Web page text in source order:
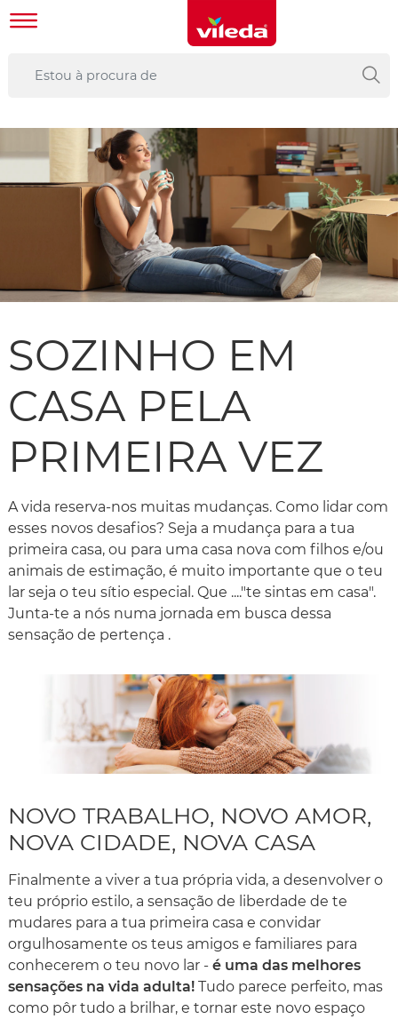
SOZINHO EM
CASA PELA
PRIMEIRA VEZ
A vida reserva-nos muitas mudanças. Como lidar com
esses novos desafios? Seja a mudança para a tua
primeira casa, ou para uma casa nova com filhos e/ou
animais de estimação, é muito importante que o teu
lar seja o teu sítio especial. Que ...."te sintas em casa".
Junta-te a nós numa jornada em busca dessa
sensação de pertença .
NOVO TRABALHO, NOVO AMOR,
NOVA CIDADE, NOVA CASA
Finalmente a viver a tua própria vida, a desenvolver o
teu próprio estilo, a sensação de liberdade de te
mudares para a tua primeira casa e convidar
orgulhosamente os teus amigos e familiares para
conhecerem o teu novo lar - é uma das melhores
sensações na vida adulta! Tudo parece perfeito, mas
como pôr tudo a brilhar, e tornar este novo espaço